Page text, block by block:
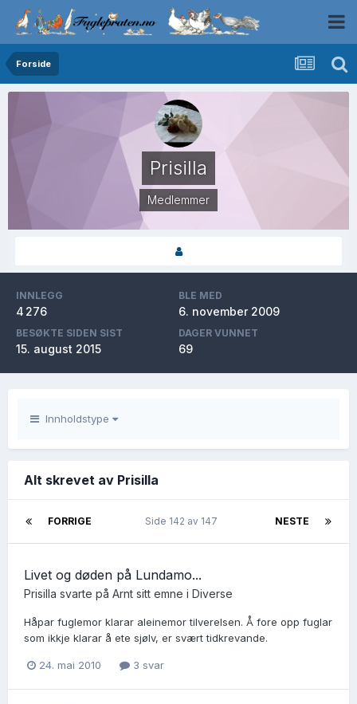
Forside
Prisilla
Medlemmer
INNLEGG
4 276
BLE MED
6. november 2009
BESØKTE SIDEN SIST
15. august 2015
DAGER VUNNET
69
Innholdstype
Alt skrevet av Prisilla
FORRIGE NESTE
Side 142 av 147
Livet og døden på Lundamo...
Prisilla svarte på Arnt sitt emne i Diverse
Håpar fuglemor klarar aleinemor tilverelsen. Å fore opp fuglar
som ikkje klarar å ete sjølv, er svært tidkrevande.
24. mai 2010 3 svar